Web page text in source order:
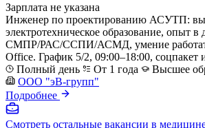
Зарплата не указана
Инженер по проектированию АСУТП:
электротехническое образование, опыт
СМПР/РАС/ССПИ/АСМД, умение
Office. График 5/2, 09:00–18:00, соцпакет
Полный день
От 1 года
Высшее
ООО "эВ-групп"
Подробнее
Смотреть остальные вакансии в